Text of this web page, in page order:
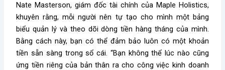
Nate Masterson, giám đốc tài chính của Maple Holistics,
khuyên rằng, mỗi người nên tự tạo cho mình một bảng
biểu quản lý và theo dõi dòng tiền hàng tháng của mình.
Bằng cách này, bạn có thể đảm bảo luôn có một khoản
tiền sẵn sàng trong sổ cái. “Bạn không thể lúc nào cũng
ứng tiền riêng của bản thân ra cho công việc kinh doanh